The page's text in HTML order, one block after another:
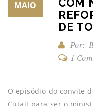
MAIO
DE
Por:
1
O episódio do convite